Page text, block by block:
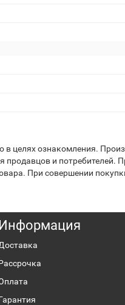
целях ознакомления.
и
При совершении
Информация